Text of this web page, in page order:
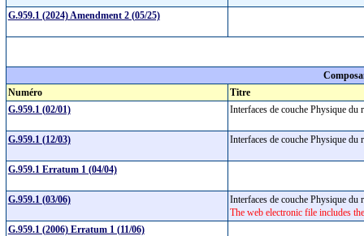
G.959.1 (2024) Amendment 2 (05/25)
Numéro
Titre
G.959.1 (02/01)
Interfaces de couche Physique
G.959.1 (12/03) Interfaces de couche Physique
G.959.1 Erratum 1 (04/04)
G.959.1 (03/06)
Interfaces de couche Physique
The web electronic file includes
G.959.1 (2006) Erratum 1 (11/06)